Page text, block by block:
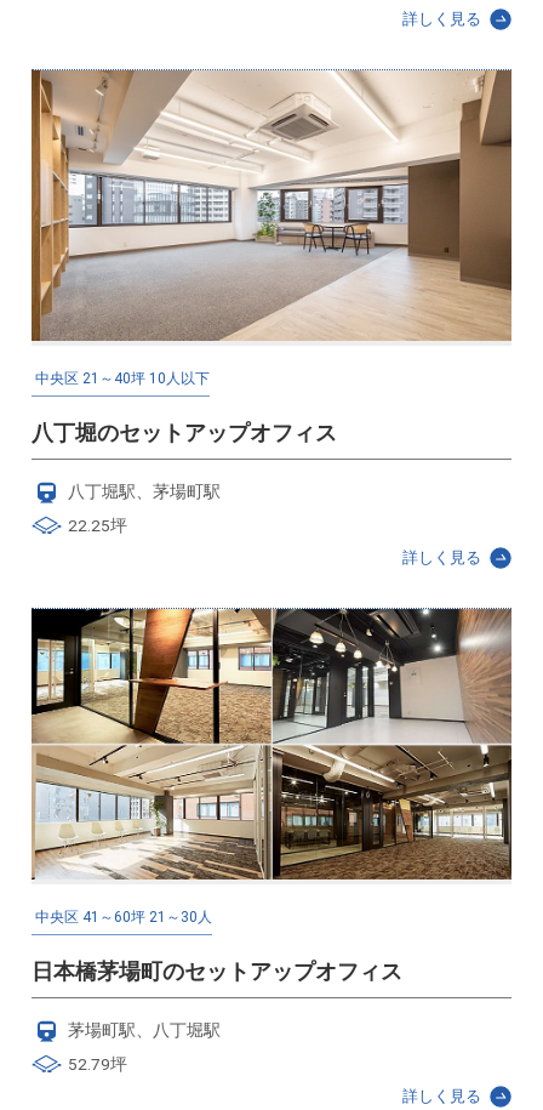
詳しく見る
中央区 21～40坪 10人以下
八丁堀のセットアップオフィス
八丁堀駅、茅場町駅
22.25坪
詳しく見る
中央区 41～60坪 21～30人
日本橋茅場町のセットアップオフィス
茅場町駅、八丁堀駅
52.79坪
詳しく見る